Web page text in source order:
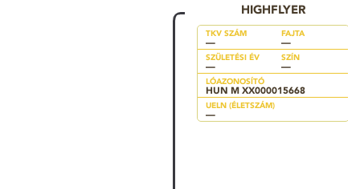
HIGHFLYER
TKV SZÁM
—
FAJTA
—
SZÜLETÉSI ÉV
—
SZÍN
—
LÓAZONOSÍTÓ
HUN M XX000015668
UELN (ÉLETSZÁM)
—